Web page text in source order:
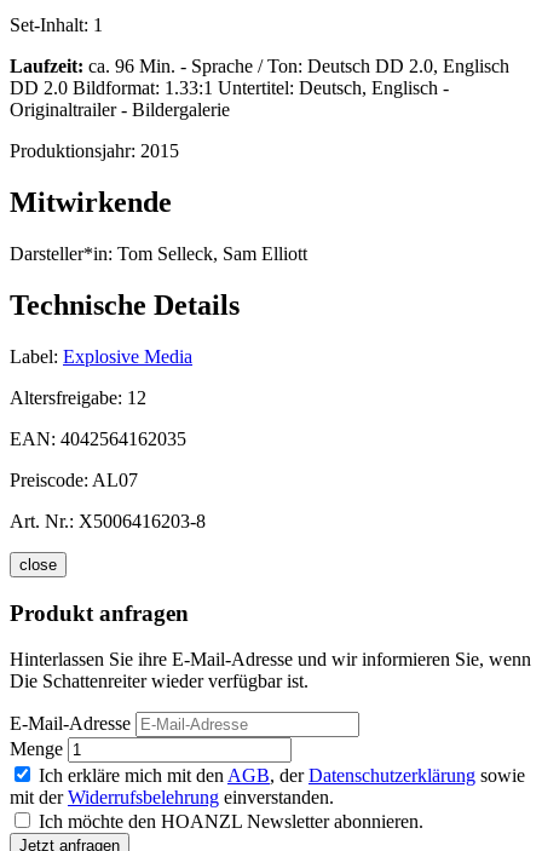
Set-Inhalt: 1
Laufzeit: ca. 96 Min. - Sprache / Ton: Deutsch DD 2.0, Englisch
DD 2.0 Bildformat: 1.33:1 Untertitel: Deutsch, Englisch -
Originaltrailer - Bildergalerie
Produktionsjahr: 2015
Mitwirkende
Darsteller*in: Tom Selleck, Sam Elliott
Technische Details
Label: Explosive Media
Altersfreigabe: 12
EAN: 4042564162035
Preiscode: AL07
Art. Nr.: X5006416203-8
close
Produkt anfragen
Hinterlassen Sie ihre E-Mail-Adresse und wir informieren Sie, wenn
Die Schattenreiter wieder verfügbar ist.
E-Mail-Adresse
Menge
Ich erkläre mich mit den AGB, derDatenschutzerklärung sowie
mit derWiderrufsbelehrung einverstanden.
Ich möchte den HOANZL Newsletter abonnieren.